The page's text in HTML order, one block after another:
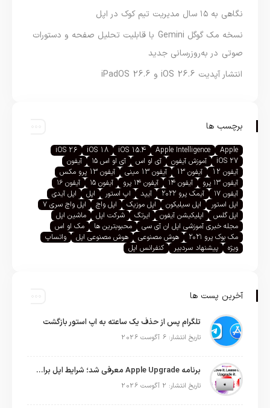
نگاهی به ۱۵ سال مدیریت تیم کوک در اپل
نسخه مک گوگل Gemini با قابلیت تحلیل صفحه و دستورات
صوتی در به‌روزرسانی جدید
انتشار آپدیت iOS 26.6 و iPadOS 26.6
برچسب ها
Apple
Apple Intelligence
iOS 15.4
iOS 18
iOS 26
iOS 27
آموزش آیفون آی او اس آی او اس ۱۵
آیفون
آیفون 12
آیفون 13 آیفون 13 مینی
آیفون 13 پرو مکس
آیفون ۱۳ پرو
آیفون ۱۴ آیفون ۱۴ پرو آیفون ۱۵
آیفون ۱۶
آیفون ۱۷
آیمک پرو ۲۰۲۲ آیپد اپ استور اپل
اپل آیدی
اپل استور
اپل سیلیکون اپل موزیک اپل واچ
اپل واچ سری ۷
اپل گلس
اپلیکیشن آیفون ایرتگ شرکت اپل
ماشین اپل
مجله خبری آموزشی اپل ان آی سی
محبوبترین ها
مک او اس
مک بوک پرو ۲۰۲۱
هوش مصنوعی هوش مصنوعی اپل
واتساپ
ویژه
پیشنهاد سردبیر کنفرانس اپل
آخرین پست ها
تلگرام پس از حذف یک ساعته به اپ استور بازگشت
تاریخ انتشار: 6 آگوست 2026
برنامه Apple Upgrade معرفی شد؛ شرایط اپل برای اجاره آیفون، آیپد، مک و اپل واچ
تاریخ انتشار: 2 آگوست 2026